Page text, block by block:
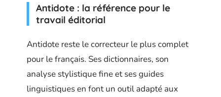
Antidote : la référence pour le
travail éditorial
Antidote reste le correcteur le plus complet
pour le français. Ses dictionnaires, son
analyse stylistique fine et ses guides
linguistiques en font un outil adapté aux